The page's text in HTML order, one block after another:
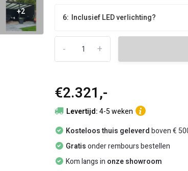
+2
6: Inclusief LED verlichting?
+
-
€2.321,-
Levertijd:4-5 weken
Kosteloos thuis geleverdboven €
Gratisonder rembours bestellen
Kom langs in onze showroom